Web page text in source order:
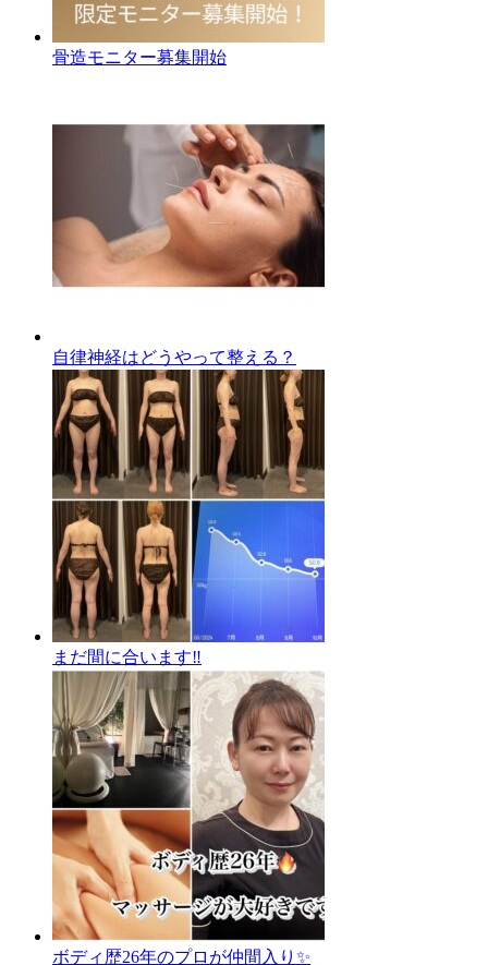
骨造モニター募集開始
自律神経はどうやって整える？
まだ間に合います‼️
ボディ歴26年のプロが仲間入り✨